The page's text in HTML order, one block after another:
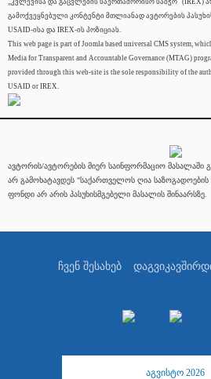
გამოქვეყნებული კონტენტი მთლიანად ავტორების
USAID-ისა და IREX-ის პოზიციას.
This web page is part of Joomla based universal CMS system,
Media for Transparent and Accountable Governance (MTAG)
provided through this web-site is the sole responsibility of the
USAID or IREX.
ავტორის/ავტორების მიერ საინფორმაციო მასალაში
არ გამოხატავდეს "საქართველოს ღია საზოგადოების
ფონდი არ არის პასუხისმგებელი მასალის შინაარსზე.
ჩვენ შესახებ
აგვისტო 2026